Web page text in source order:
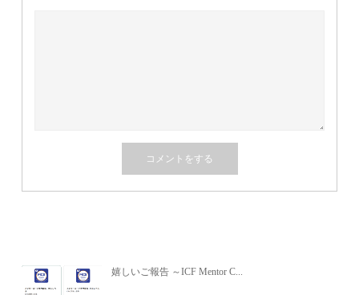
嬉しいご報告 ～ICF Mentor C...